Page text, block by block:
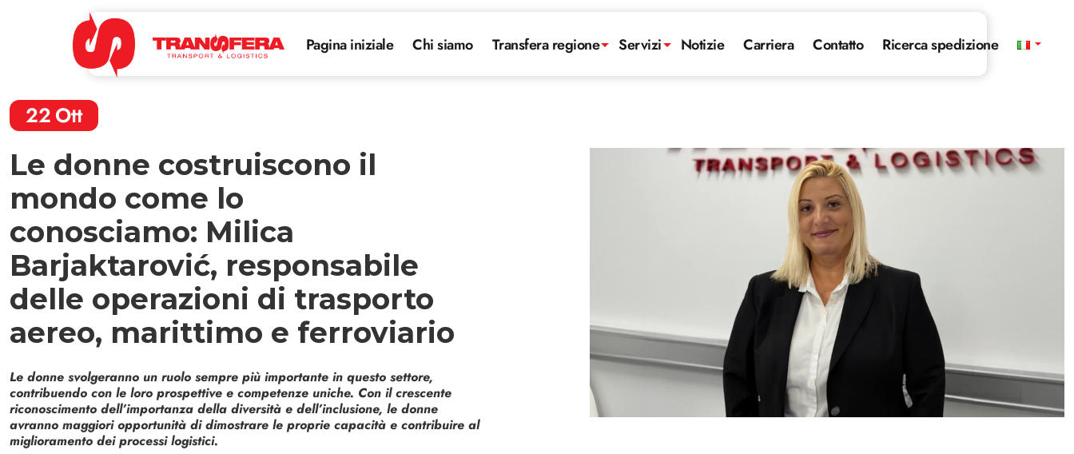
Pagina iniziale Chi siamo Transfera regione Servizi Notizie Carriera Contatto Ricerca spedizione
Le donne costruiscono il
mondo come lo
conosciamo: Milica
Barjaktarović, responsabile
delle operazioni di trasporto
aereo, marittimo e ferroviario
22Ott
Le donne svolgeranno un ruolo sempre più importante in questo settore,
contribuendo con le loro prospettive e competenze uniche. Con il crescente
riconoscimento dell’importanza della diversità e dell’inclusione, le donne
avranno maggiori opportunità di dimostrare le proprie capacità e contribuire al
miglioramento dei processi logistici.